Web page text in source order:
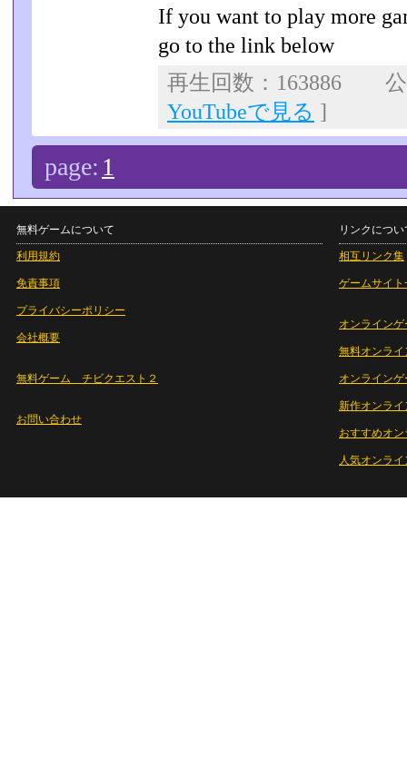
If you want to play more
go to the link below
再生回数：163886
YouTubeで見る ]
page: 1
無料ゲームについて
利用規約
免責事項
プライバシーポリシー
会社概要
無料ゲーム チビクエスト２
お問い合わせ
リンクについ
相互リンク集
ゲームサイト
オンラインゲ
無料オンライ
オンライン
新作オンライ
おすすめオ
人気オンラ